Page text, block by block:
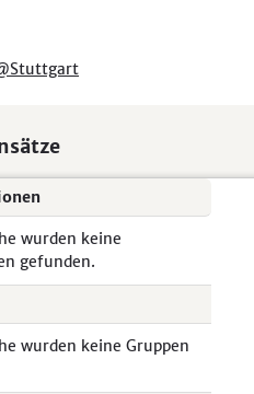
wurden keine
gefunden.
wurden keine Gruppen